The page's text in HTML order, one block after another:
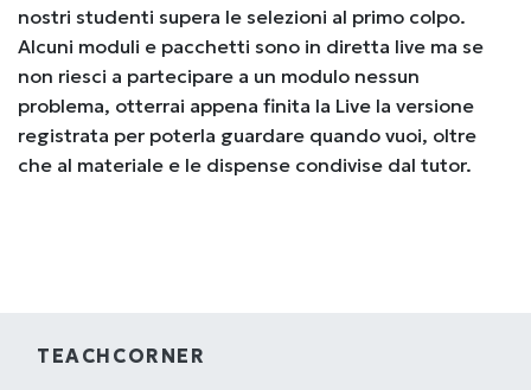
nostri studenti supera le selezioni al primo colpo.
Alcuni moduli e pacchetti sono in diretta live ma se
non riesci a partecipare a un modulo nessun
problema, otterrai appena finita la Live la versione
registrata per poterla guardare quando vuoi, oltre
che al materiale e le dispense condivise dal tutor.
TEACHCORNER